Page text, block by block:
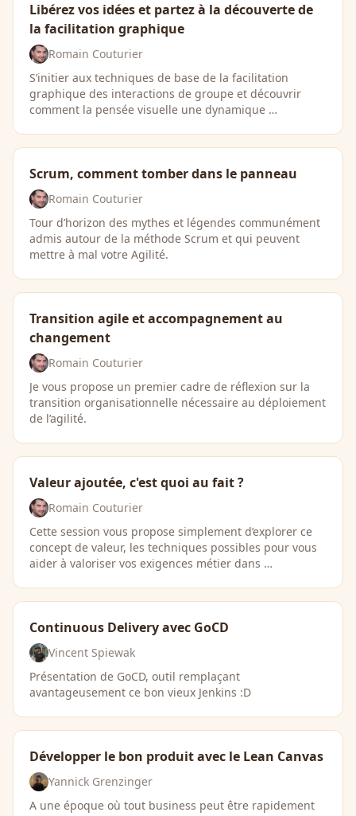
Libérez vos idées et partez à la découverte de
la facilitation graphique
Romain Couturier
S’initier aux techniques de base de la facilitation
graphique des interactions de groupe et découvrir
comment la pensée visuelle une dynamique …
Scrum, comment tomber dans le panneau
Romain Couturier
Tour d’horizon des mythes et légendes communément
admis autour de la méthode Scrum et qui peuvent
mettre à mal votre Agilité.
Transition agile et accompagnement au
changement
Romain Couturier
Je vous propose un premier cadre de réflexion sur la
transition organisationnelle nécessaire au déploiement
de l’agilité.
Valeur ajoutée, c'est quoi au fait ?
Romain Couturier
Cette session vous propose simplement d’explorer ce
concept de valeur, les techniques possibles pour vous
aider à valoriser vos exigences métier dans …
Continuous Delivery avec GoCD
Vincent Spiewak
Présentation de GoCD, outil remplaçant
avantageusement ce bon vieux Jenkins :D
Développer le bon produit avec le Lean Canvas
Yannick Grenzinger
A une époque où tout business peut être rapidement